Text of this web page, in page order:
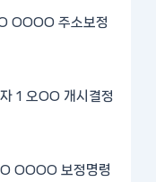
OOOO 주소보정
1 오OO 개시결정
OOOO 보정명령